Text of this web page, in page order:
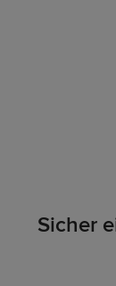
Sicher